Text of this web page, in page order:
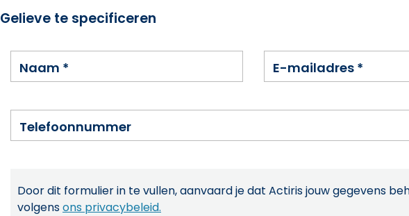
Gelieve te specificeren
Naam * E-mailadres *
Telefoonnummer
Door dit formulier in te vullen, aanvaard je dat Actiris jouw gegevens
volgensons privacybeleid.